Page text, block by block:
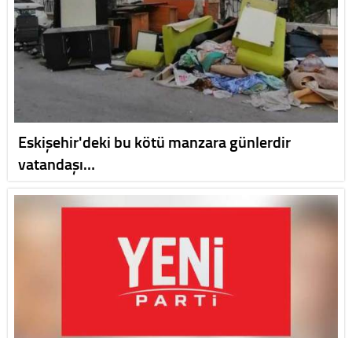
Eskişehir'deki bu kötü manzara günlerdir
vatandaşı…